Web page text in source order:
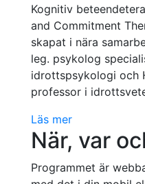
Kognitiv
and Commitment
skapat i nära
leg. psykolog
idrottspsykologi och
professor i
Läs mer
När, var
Programmet är